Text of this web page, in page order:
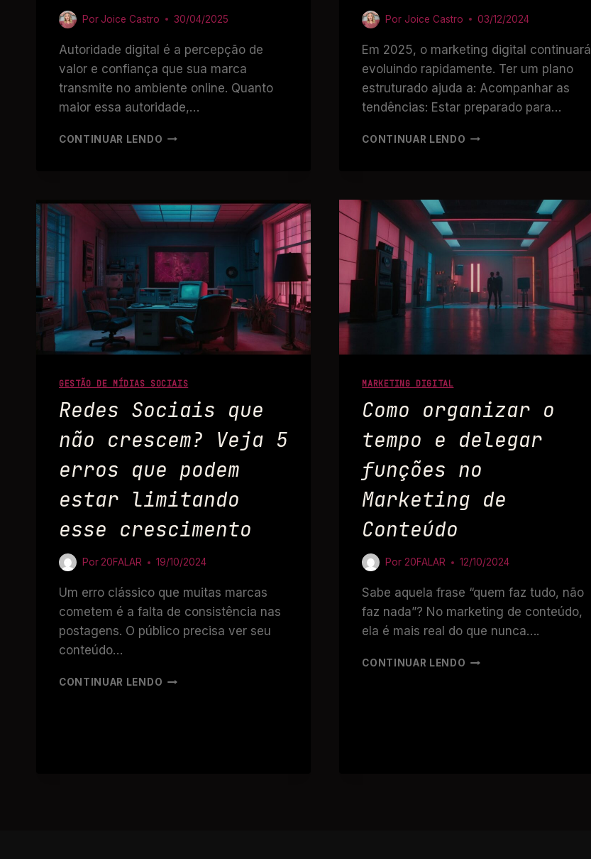
Por Joice Castro 30/04/2025
Autoridade digital é a percepção de
valor e confiança que sua marca
transmite no ambiente online. Quanto
maior essa autoridade,…
CONTINUAR LENDO
Por Joice Castro 03/12/2024
Em 2025, o marketing digital continuará
evoluindo rapidamente. Ter um plano
estruturado ajuda a: Acompanhar as
tendências: Estar preparado para…
CONTINUAR LENDO
GESTÃO DE MÍDIAS SOCIAIS
Redes Sociais que
não crescem? Veja 5
erros que podem
estar limitando
esse crescimento
Por 20FALAR 19/10/2024
Um erro clássico que muitas marcas
cometem é a falta de consistência nas
postagens. O público precisa ver seu
conteúdo…
CONTINUAR LENDO
MARKETING DIGITAL
Como organizar o
tempo e delegar
funções no
Marketing de
Conteúdo
Por 20FALAR 12/10/2024
Sabe aquela frase “quem faz tudo, não
faz nada”? No marketing de conteúdo,
ela é mais real do que nunca….
CONTINUAR LENDO